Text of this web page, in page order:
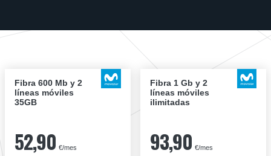
Fibra 600 Mb y 2
líneas móviles
35GB
52,90 €/mes
Fibra 1 Gb y 2
líneas móviles
ilimitadas
93,90 €/mes